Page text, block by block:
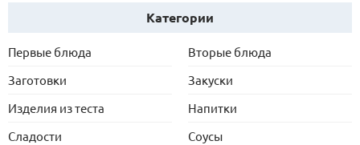
Категории
Первые блюда
Вторые блюда
Заготовки
Закуски
Изделия из теста
Напитки
Сладости
Соусы